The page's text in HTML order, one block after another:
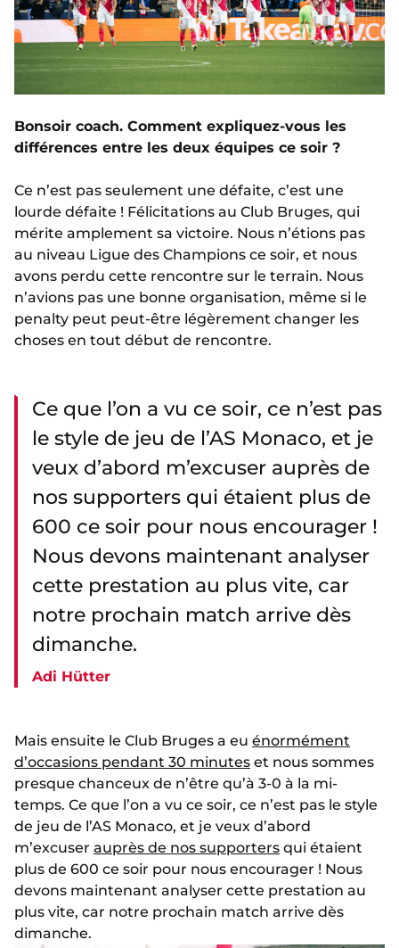
Bonsoir coach. Comment expliquez-vous les
différences entre les deux équipes ce soir ?
Ce n’est pas seulement une défaite, c’est une
lourde défaite ! Félicitations au Club Bruges, qui
mérite amplement sa victoire. Nous n’étions pas
au niveau Ligue des Champions ce soir, et nous
avons perdu cette rencontre sur le terrain. Nous
n’avions pas une bonne organisation, même si le
penalty peut peut-être légèrement changer les
choses en tout début de rencontre.
Ce que l’on a vu ce soir, ce n’est pas
le style de jeu de l’AS Monaco, et je
veux d’abord m’excuser auprès de
nos supporters qui étaient plus de
600 ce soir pour nous encourager !
Nous devons maintenant analyser
cette prestation au plus vite, car
notre prochain match arrive dès
dimanche.
Adi Hütter
Mais ensuite le Club Bruges a eu énormément
d’occasions pendant 30 minutes et nous sommes
presque chanceux de n’être qu’à 3-0 à la mi-
temps. Ce que l’on a vu ce soir, ce n’est pas le style
de jeu de l’AS Monaco, et je veux d’abord
m’excuser auprès de nos supporters qui étaient
plus de 600 ce soir pour nous encourager ! Nous
devons maintenant analyser cette prestation au
plus vite, car notre prochain match arrive dès
dimanche.